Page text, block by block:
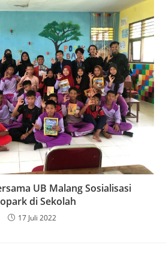
UB Malang Sosialisasi
di Sekolah
17 Juli 2022